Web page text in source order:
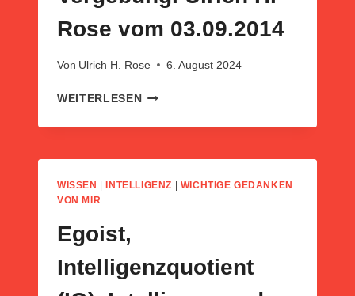
VOM
12.09.2020
Rose vom 03.09.2014
Von Ulrich H. Rose 6. August 2024
WEITERLESENVERGEBUNG.
H.
VOM
WISSEN |INTELLIGENZ | WICHTIGE GEDANKEN
VON MIR
Egoist,
Intelligenzquotient